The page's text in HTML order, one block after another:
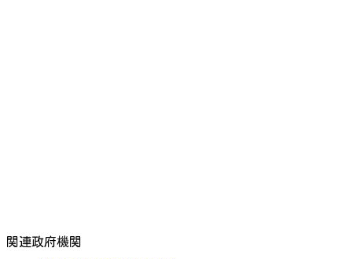
関連政府機関